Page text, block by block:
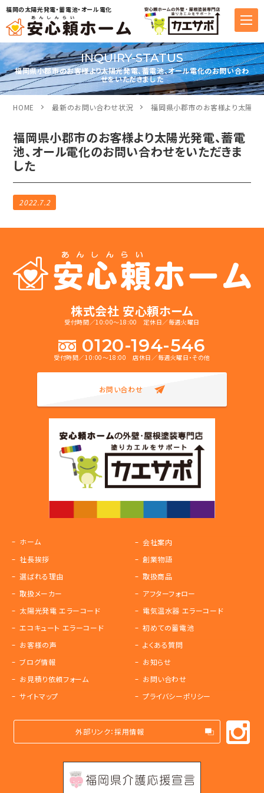
福岡の太陽光発電・蓄電池・オール電化
INQUIRY-STATUS
福岡県小郡市のお客様より太陽光発電、蓄電池、オール電化のお問い合わ
せをいただきました
HOME 最新のお問い合わせ状況 福岡県小郡市のお客様より太陽光
福岡県小郡市のお客様より太陽光発電、蓄電
池、オール電化のお問い合わせをいただきま
した
2022.7.2
株式会社 安心頼ホーム
受付時間／10:00～18:00 定休日／毎週火曜日
0120-194-546
受付時間／10:00～18:00 店休日／毎週火曜日・その他
お問い合わせ
ホーム
会社案内
社長挨拶
創業物語
選ばれる理由
取扱商品
取扱メーカー
アフターフォロー
太陽光発電 エラーコード
電気温水器 エラーコード
エコキュート エラーコード
初めての蓄電池
お客様の声
よくある質問
ブログ情報
お知らせ
お見積り依頼フォーム
お問い合わせ
サイトマップ
プライバシーポリシー
外部リンク：採用情報